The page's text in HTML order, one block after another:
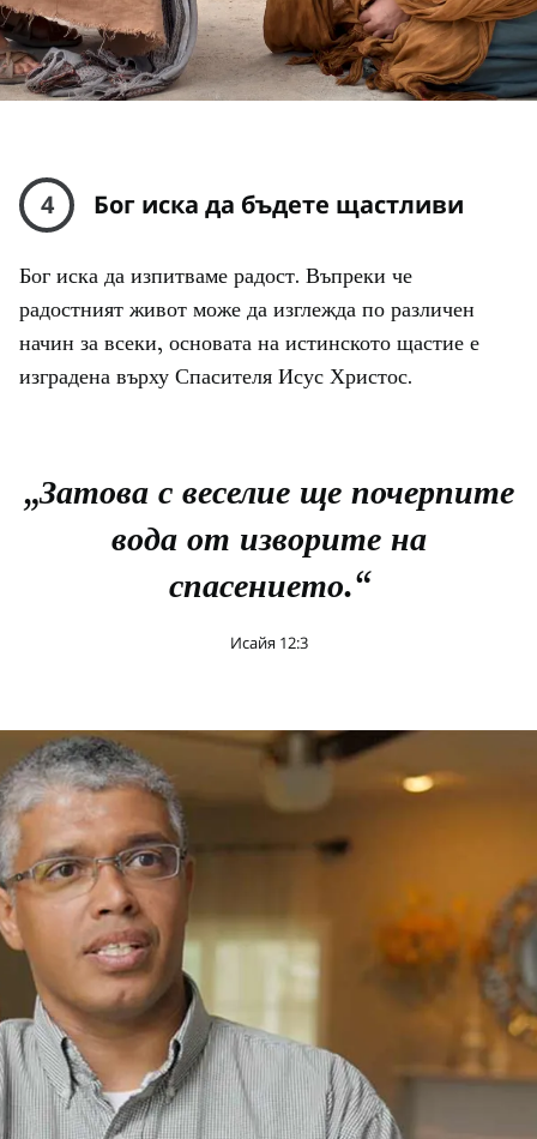
4 Бог иска да бъдете щастливи
Бог иска да изпитваме радост. Въпреки че
радостният живот може да изглежда по различен
начин за всеки, основата на истинското щастие е
изградена върху Спасителя Исус Христос.
„Затова с веселие ще почерпите
вода от изворите на
спасението.“
Исайя 12:3